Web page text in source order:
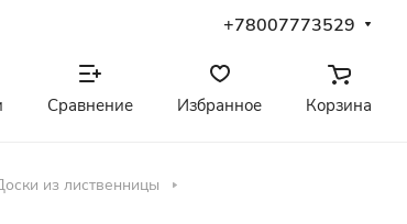
+78007773529
Сравнение Избранное Корзина
из лиственницы